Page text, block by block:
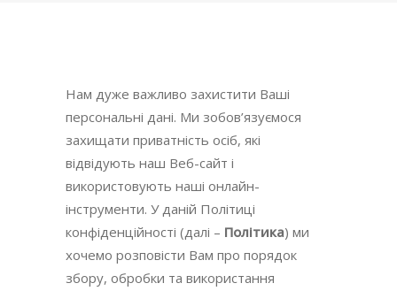
Нам дуже важливо захистити Ваші
персональні дані. Ми зобов’язуємося
захищати приватність осіб, які
відвідують наш Веб-сайт і
використовують наші онлайн-
інструменти. У даній Політиці
конфіденційності (далі – Політика) ми
хочемо розповісти Вам про порядок
збору, обробки та використання